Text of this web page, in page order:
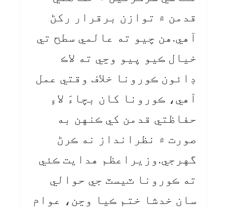
قدمن ۾ توازن برقرار رکڻ
آهي.هن چيو ته عالمي سطح تي
خيال ڪيو پيو وڃي ته لاڪ
ڊائون ڪورونا خلاف وقتي عمل
آهي، ڪورونا کان بچاءَ لاءِ
حفاظتي قدمن کي ڪنهن به
صورت ۾ نظرانداز نه ڪرڻ
گهرجي.وزيراعظم هدايت ڪئي
ته ڪورونا ٽيسٽ جي حوالي
سان خدشا ختم ڪيا وڃن، عوام